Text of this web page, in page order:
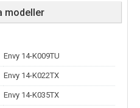
modeller
Envy 14-K009TU
Envy 14-K022TX
Envy 14-K035TX